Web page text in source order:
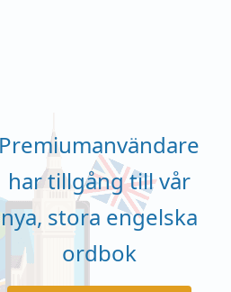
Premiumanvändare
har tillgång till vår
nya, stora engelska
ordbok